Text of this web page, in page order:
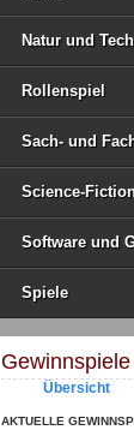
Natur und
Rollenspiel
Sach- und
Science-Fiction
Software und
Spiele
Gewinnspiele
Übersicht
AKTUELLE